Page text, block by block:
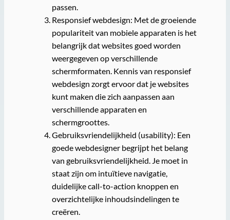
passen.
Responsief webdesign: Met de groeiende
populariteit van mobiele apparaten is het
belangrijk dat websites goed worden
weergegeven op verschillende
schermformaten. Kennis van responsief
webdesign zorgt ervoor dat je websites
kunt maken die zich aanpassen aan
verschillende apparaten en
schermgroottes.
Gebruiksvriendelijkheid (usability): Een
goede webdesigner begrijpt het belang
van gebruiksvriendelijkheid. Je moet in
staat zijn om intuïtieve navigatie,
duidelijke call-to-action knoppen en
overzichtelijke inhoudsindelingen te
creëren.